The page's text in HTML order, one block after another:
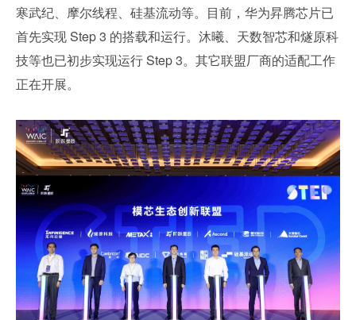
寒武纪、摩尔线程、硅基流动等。目前，华为昇腾芯片已
首先实现 Step 3 的搭载和运行。沐曦、天数智芯和燧原科
技等也已初步实现运行 Step 3。其它联盟厂商的适配工作
正在开展。